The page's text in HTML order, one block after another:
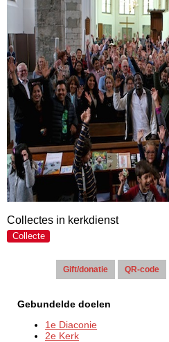
Collectes in kerkdienst
Collecte
Gebundelde doelen
1e Diaconie
2e Kerk